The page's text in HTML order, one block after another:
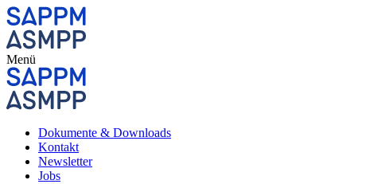
Menü
Dokumente & Downloads
Kontakt
Newsletter
Jobs